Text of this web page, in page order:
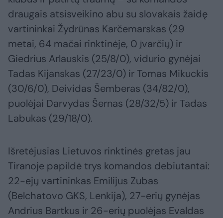
draugais atsisveikino abu su slovakais žaidę
vartininkai Žydrūnas Karčemarskas (29
metai, 64 mačai rinktinėje, 0 įvarčių) ir
Giedrius Arlauskis (25/8/0), vidurio gynėjai
Tadas Kijanskas (27/23/0) ir Tomas Mikuckis
(30/6/0), Deividas Šemberas (34/82/0),
puolėjai Darvydas Šernas (28/32/5) ir Tadas
Labukas (29/18/0).
Išretėjusias Lietuvos rinktinės gretas jau
Tiranoje papildė trys komandos debiutantai:
22-ejų vartininkas Emilijus Zubas
(Belchatovo GKS, Lenkija), 27-erių gynėjas
Andrius Bartkus ir 26-erių puolėjas Evaldas